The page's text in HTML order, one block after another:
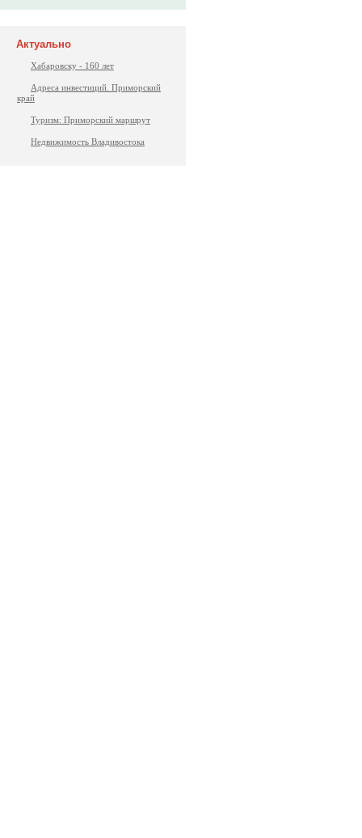
Актуально
Хабаровску - 160 лет
Адреса инвестиций. Приморский
край
Туризм: Приморский маршрут
Недвижимость Владивостока